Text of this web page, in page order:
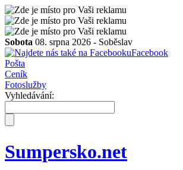
Sobota 08. srpna 2026 - Soběslav
Facebook
Pošta
Ceník
Fotoslužby
Vyhledávání:
Sumpersko.net